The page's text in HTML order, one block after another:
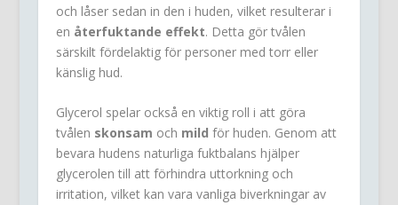
och låser sedan in den i huden, vilket resulterar i
en återfuktande effekt. Detta gör tvålen
särskilt fördelaktig för personer med torr eller
känslig hud.
Glycerol spelar också en viktig roll i att göra
tvålen skonsam och mild för huden. Genom att
bevara hudens naturliga fuktbalans hjälper
glycerolen till att förhindra uttorkning och
irritation, vilket kan vara vanliga biverkningar av